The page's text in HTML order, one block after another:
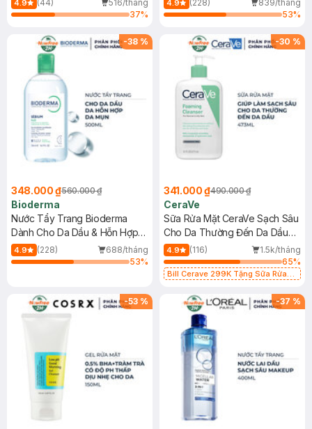
4.9 (44)
516/tháng
37%
4.9 (228)
839/tháng
53%
-38 %
348.000 ₫560.000 ₫
Bioderma
Nước Tẩy Trang Bioderma
Dành Cho Da Dầu & Hỗn Hợp
500ml
4.9 (228)
688/tháng
53%
-30 %
341.000 ₫490.000 ₫
CeraVe
Sữa Rửa Mặt CeraVe Sạch Sâu
Cho Da Thường Đến Da Dầu
473ml
4.9 (116)
1.5k/tháng
65%
Bill Cerave 299K Tặng Sữa Rửa
-53 % -37 %